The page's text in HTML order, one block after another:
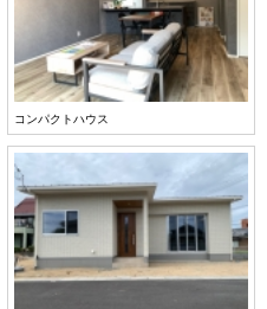
コンパクトハウス